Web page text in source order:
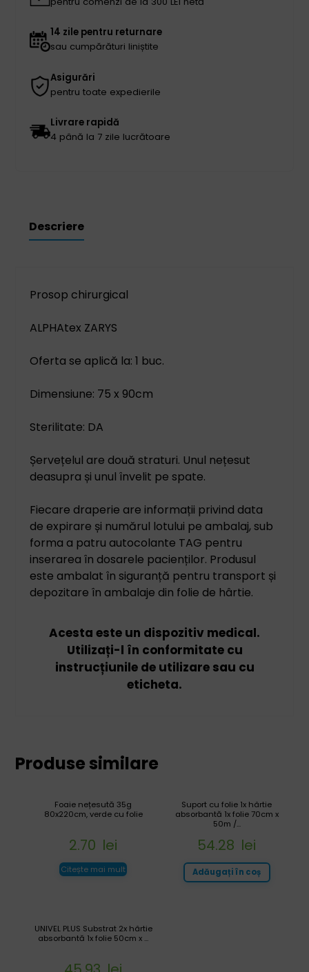
14 zile pentru returnare
sau cumpărături liniștite
Asigurări
pentru toate expedierile
Livrare rapidă
4 până la 7 zile lucrătoare
Descriere
Prosop chirurgical
ALPHAtex ZARYS
Oferta se aplică la: 1 buc.
Dimensiune: 75 x 90cm
Sterilitate: DA
Șervețelul are două straturi. Unul nețesut
deasupra și unul învelit pe spate.
Fiecare draperie are informații privind data
de expirare și numărul lotului pe ambalaj, sub
forma a patru autocolante TAG pentru
inserarea în dosarele pacienților. Produsul
este ambalat în siguranță pentru transport și
depozitare în ambalaje din folie de hârtie.
Acesta este un dispozitiv medical.
Utilizați-l în conformitate cu
instrucțiunile de utilizare sau cu
eticheta.
Produse similare
Suport cu folie 1x hârtie
absorbantă 1x folie 70cm x
50m /...
54.28 lei
Adăugați în coș
Foaie nețesută 35g
80x220cm, verde cu folie
2.70 lei
Citește mai mult
UNIVEL PLUS Substrat 2x hârtie
absorbantă 1x folie 50cm x ...